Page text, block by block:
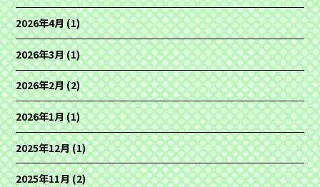
2026年4月(1)
2026年3月(1)
2026年2月(2)
2026年1月(1)
2025年12月(1)
2025年11月(2)